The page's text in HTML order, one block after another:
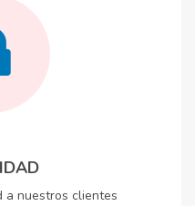
a nuestros clientes